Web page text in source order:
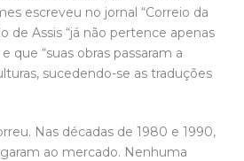
escreveu no jornal “Correio da
de Assis “já não pertence apenas
que “suas obras passaram a
sucedendo-se as traduções
Nas décadas de 1980 e 1990,
ao mercado. Nenhuma